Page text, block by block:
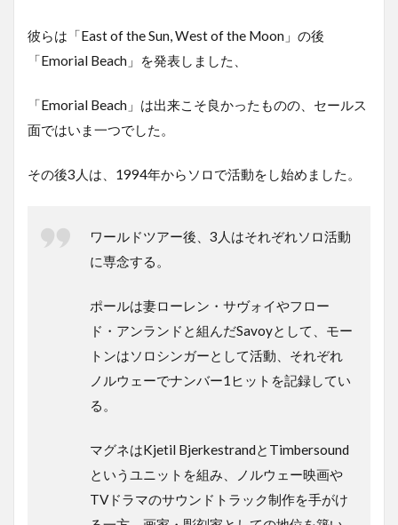
彼らは「East of the Sun, West of the Moon」の後
「Emorial Beach」を発表しました、
「Emorial Beach」は出来こそ良かったものの、セールス
面ではいま一つでした。
その後3人は、1994年からソロで活動をし始めました。
ワールドツアー後、3人はそれぞれソロ活動
に専念する。
ポールは妻ローレン・サヴォイやフロー
ド・アンランドと組んだSavoyとして、モー
トンはソロシンガーとして活動、それぞれ
ノルウェーでナンバー1ヒットを記録してい
る。
マグネはKjetil BjerkestrandとTimbersound
というユニットを組み、ノルウェー映画や
TVドラマのサウンドトラック制作を手がけ